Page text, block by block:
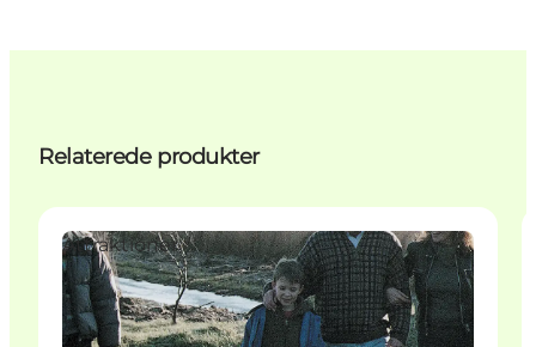
Relaterede produkter
Attraktioner